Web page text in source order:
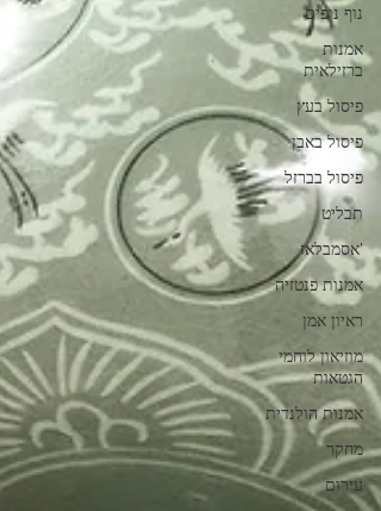
נוף נופים
אמנות
ברזילאית
פיסול בעץ
פיסול באבן
פיסול בברזל
תבליט
'אסמבלאז
אמנות פנטזיה
ראיון אמן
מוזיאון לוחמי
הגטאות
אמנות הולנדית
מחקר
עירום